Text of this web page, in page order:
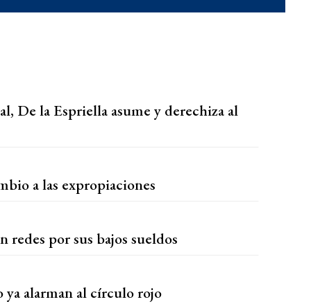
De la Espriella asume y derechiza al
a las expropiaciones
por sus bajos sueldos
alarman al círculo rojo